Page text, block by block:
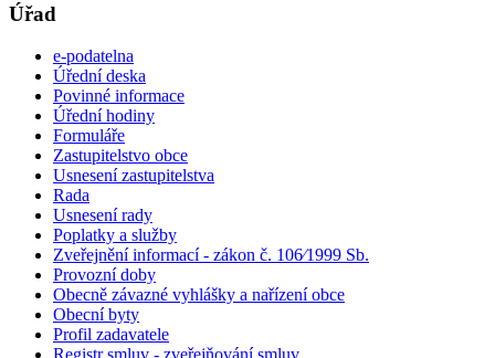
Úřad
e-podatelna
Úřední deska
Povinné informace
Úřední hodiny
Formuláře
Zastupitelstvo obce
Usnesení zastupitelstva
Rada
Usnesení rady
Poplatky a služby
Zveřejnění informací - zákon č. 106⁄1999 Sb.
Provozní doby
Obecně závazné vyhlášky a nařízení obce
Obecní byty
Profil zadavatele